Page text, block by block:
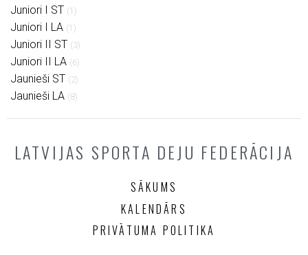
Juniori I ST (1)
Juniori I LA (1)
Juniori II ST (3)
Juniori II LA (6)
Jaunieši ST (2)
Jaunieši LA (8)
LATVIJAS SPORTA DEJU FEDERĀCIJA
SĀKUMS
KALENDĀRS
PRIVĀTUMA POLITIKA